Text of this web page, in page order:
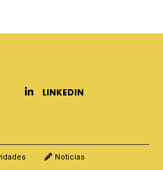
LINKEDIN
Noticias